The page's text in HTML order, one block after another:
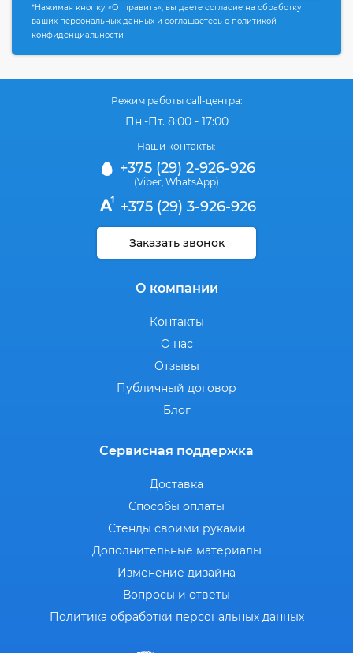
*Нажимая кнопку «Отправить», вы даете согласие на обработку
ваших персональных данных и соглашаетесь с политикой
конфиденциальности
Режим работы call-центра:
Пн.-Пт. 8:00 - 17:00
Наши контакты:
+375 (29) 2-926-926
(Viber WhatsApp)
+375 (29) 3-926-926
Заказать звонок
О компании
Контакты
О нас
Отзывы
Публичный договор
Блог
Сервисная поддержка
Доставка
Способы оплаты
Стенды своими руками
Дополнительные материалы
Изменение дизайна
Вопросы и ответы
Политика обработки персональных данных